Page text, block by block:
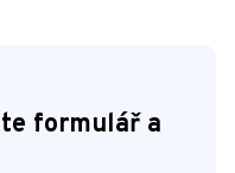
formulář a